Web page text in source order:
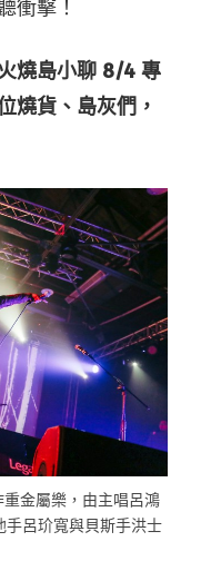
衝擊！
燒島小聊 8/4 專
燒貨、島灰們，
金屬樂，由主唱呂鴻
手呂玠寬與貝斯手洪士